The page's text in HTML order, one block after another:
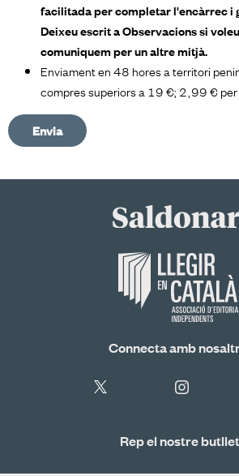
facilitada per completar l'encàrrec i
Deixeu escrit a Observacions si
comuniquem per un altre mitjà.
Enviament en 48 hores a territori
compres superiors a 19 €; 2,99 € per
Envia
Connecta amb
Rep el nostre